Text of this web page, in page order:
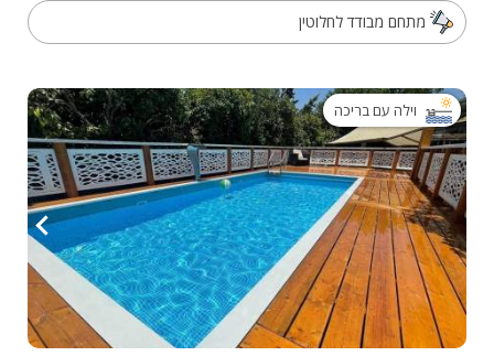
מתחם מבודד לחלוטין
וילה עם בריכה